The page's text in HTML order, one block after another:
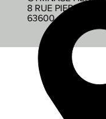
8 RUE PIERRE DE
63600 AMBERT